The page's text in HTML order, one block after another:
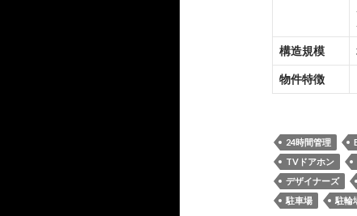
構造規模
物件特徴
24時間管理
TVドアホン
デザイナーズ
駐車場
駐輪